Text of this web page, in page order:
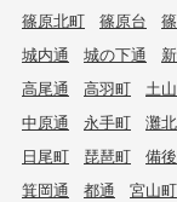
篠原北町
篠原台
城内通
城の下通
高尾通
高羽町 土
中原通
永手町 灘
日尾町
琵琶町 備
箕岡通
都通 宮山町